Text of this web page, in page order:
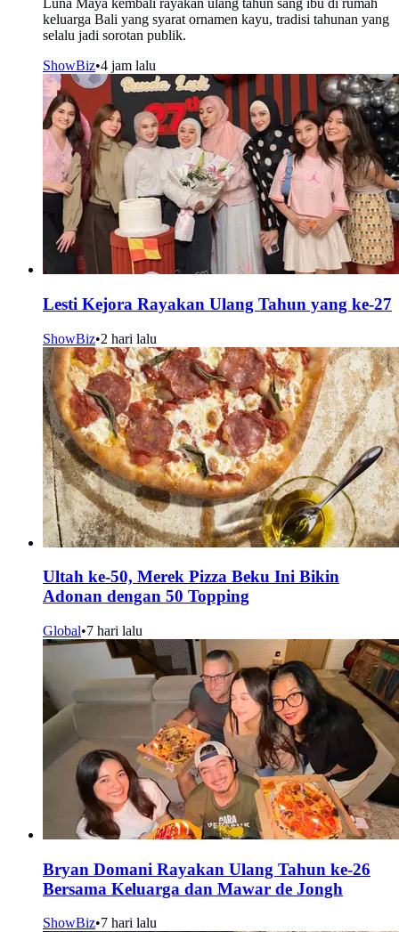
Luna Maya kembali rayakan ulang tahun sang ibu di rumah
keluarga Bali yang syarat ornamen kayu, tradisi tahunan yang
selalu jadi sorotan publik.
ShowBiz•4 jam lalu
Lesti Kejora Rayakan Ulang Tahun yang ke-27
ShowBiz•2 hari lalu
Ultah ke-50, Merek Pizza Beku Ini Bikin
Adonan dengan 50 Topping
Global•7 hari lalu
Bryan Domani Rayakan Ulang Tahun ke-26
Bersama Keluarga dan Mawar de Jongh
ShowBiz•7 hari lalu